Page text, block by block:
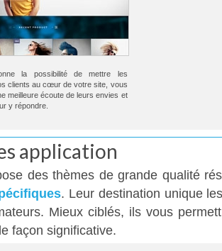
la possibilité de mettre les
clients au cœur de votre site, vous
meilleure écoute de leurs envies et
y répondre.
application
des thèmes de grande qualité
. Leur destination unique
Mieux ciblés, ils vous
façon significative.